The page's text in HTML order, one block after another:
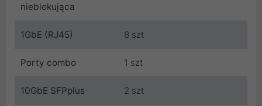
nieblokująca
1GbE (RJ45) 8 szt
Porty combo 1 szt
10GbE SFPplus 2 szt